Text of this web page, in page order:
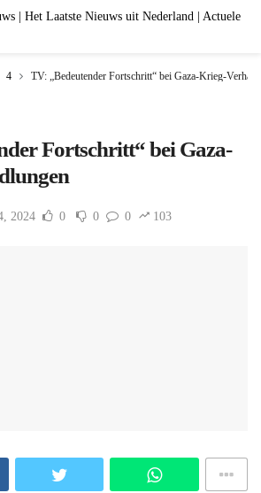
4 TV: „Bedeutender Fortschritt“ bei Gaza-Krieg-
Fortschritt“ bei Gaza-
2024 0 0 0 103